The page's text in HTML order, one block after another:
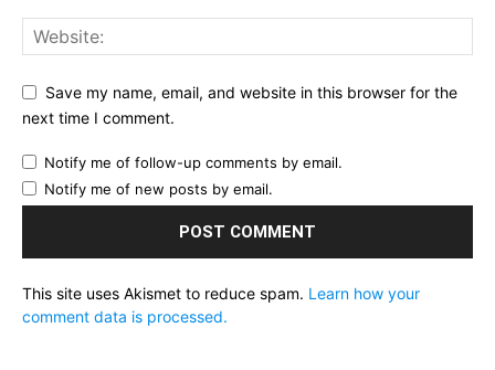
Save my name, email, and website in this browser for the
next time I comment.
Notify me of follow-up comments by email.
Notify me of new posts by email.
This site uses Akismet to reduce spam. Learn how your
comment data is processed.